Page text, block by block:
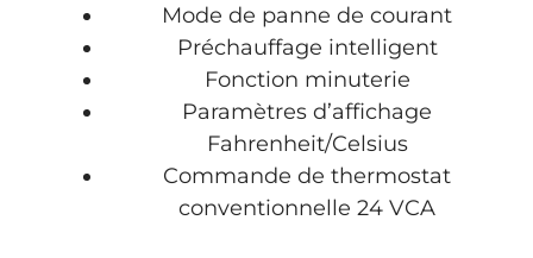
Mode de panne de courant
Préchauffage intelligent
Fonction minuterie
Paramètres d’affichage
Fahrenheit/Celsius
Commande de thermostat
conventionnelle 24 VCA